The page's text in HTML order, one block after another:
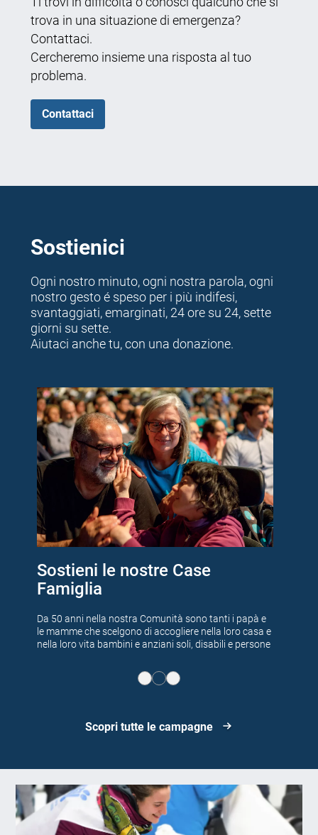
trova in una situazione di emergenza?
Contattaci.
Cercheremo insieme una risposta al tuo
problema.
Contattaci
Sostienici
Ogni nostro minuto, ogni nostra parola, ogni
nostro gesto é speso per i più indifesi,
svantaggiati, emarginati, 24 ore su 24, sette
giorni su sette.
Aiutaci anche tu, con una donazione.
Sostieni le nostre Case
Famiglia
Da 50 anni nella nostra Comunità sono tanti i papà e
le mamme che scelgono di accogliere nella loro casa e
nella loro vita bambini e anziani soli, disabili e persone
Scopri tutte le campagne